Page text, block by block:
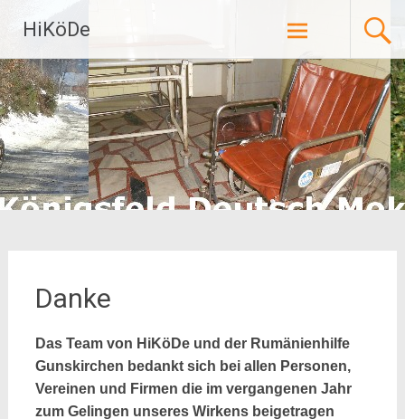
Inhalt
springen
HiKöDe
Danke
Das Team von HiKöDe und der Rumänienhilfe
Gunskirchen bedankt sich bei allen Personen,
Vereinen und Firmen die im vergangenen Jahr
zum Gelingen unseres Wirkens beigetragen